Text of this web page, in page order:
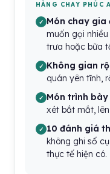
HÀNG CHAY PHÚC
Món chay gia
muốn gọi
trưa hoặc bữa
Không gian
quán yên tĩnh,
Món trình bày
xét bắt mắt,
10 đánh giá
không ghi số
thực tế hiện có.